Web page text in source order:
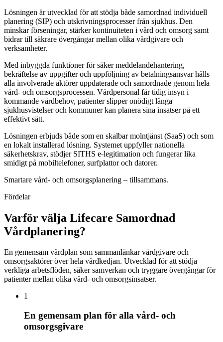
Lösningen är utvecklad för att stödja både samordnad individuell
planering (SIP) och utskrivningsprocesser från sjukhus. Den
minskar förseningar, stärker kontinuiteten i vård och omsorg samt
bidrar till säkrare övergångar mellan olika vårdgivare och
verksamheter.
Med inbyggda funktioner för säker meddelandehantering,
bekräftelse av uppgifter och uppföljning av betalningsansvar hålls
alla involverade aktörer uppdaterade och samordnade genom hela
vård- och omsorgsprocessen. Vårdpersonal får tidig insyn i
kommande vårdbehov, patienter slipper onödigt långa
sjukhusvistelser och kommuner kan planera sina insatser på ett
effektivt sätt.
Lösningen erbjuds både som en skalbar molntjänst (SaaS) och som
en lokalt installerad lösning. Systemet uppfyller nationella
säkerhetskrav, stödjer SITHS e-legitimation och fungerar lika
smidigt på mobiltelefoner, surfplattor och datorer.
Smartare vård- och omsorgsplanering – tillsammans.
Fördelar
Varför välja Lifecare Samordnad
Vårdplanering?
En gemensam vårdplan som sammanlänkar vårdgivare och
omsorgsaktörer över hela vårdkedjan. Utvecklad för att stödja
verkliga arbetsflöden, säker samverkan och tryggare övergångar för
patienter mellan olika vård- och omsorgsinsatser.
1
En gemensam plan för alla vård- och
omsorgsgivare